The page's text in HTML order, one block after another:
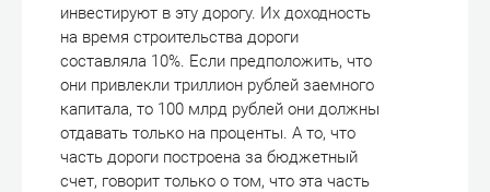
инвестируют в эту дорогу. Их доходность
на время строительства дороги
составляла 10%. Если предположить, что
они привлекли триллион рублей заемного
капитала, то 100 млрд рублей они должны
отдавать только на проценты. А то, что
часть дороги построена за бюджетный
счет, говорит только о том, что эта часть